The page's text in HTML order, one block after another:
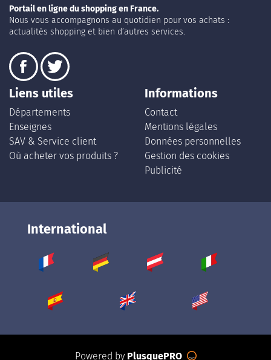
Portail en ligne du shopping en France.
Nous vous accompagnons au quotidien pour vos achats :
actualités shopping et bien d’autres services.
Liens utiles
Départements
Enseignes
SAV & Service client
Où acheter vos produits ?
Informations
Contact
Mentions légales
Données personnelles
Gestion des cookies
Publicité
International
Powered by PlusquePRO